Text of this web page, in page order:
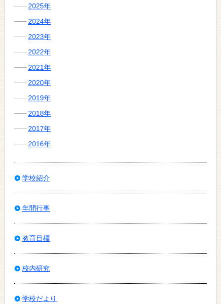
2025年
2024年
2023年
2022年
2021年
2020年
2019年
2018年
2017年
2016年
学校紹介
年間行事
教育目標
校内研究
学校だより